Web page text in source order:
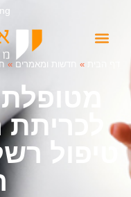
» חדשות ומאמרים»
טיפול